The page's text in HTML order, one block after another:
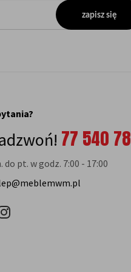
zapisz się
77 540
do pt. w godz. 7:00 - 17:00